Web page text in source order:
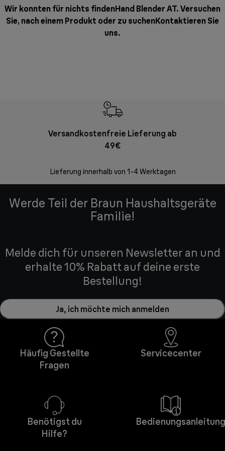
Wir konnten für nichts findenHand Blender AT. Versuchen
Sie, nach einem Produkt oder zu suchenKontaktieren Sie
uns.
Versandkostenfreie Lieferung ab
49€
Lieferung innerhalb von 1-4 Werktagen
Werde Teil der Braun Haushaltsgeräte
Familie!
Melde dich für unseren Newsletter an und
erhalte 10% Rabatt auf deine erste
Bestellung!
Ja, ich möchte mich anmelden
Häufig Gestellte
Fragen
Servicecenter
Benötigst du
Hilfe?